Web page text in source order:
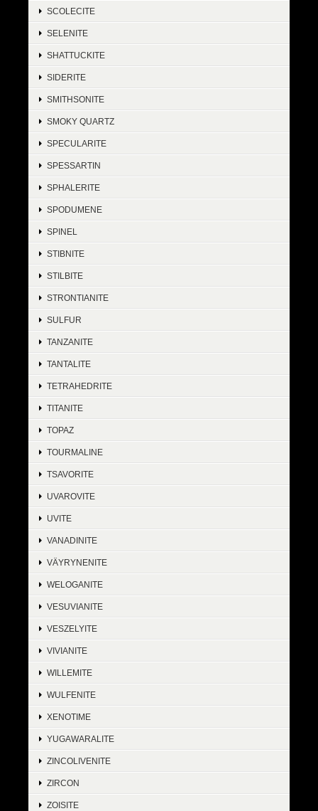
SCOLECITE
SELENITE
SHATTUCKITE
SIDERITE
SMITHSONITE
SMOKY QUARTZ
SPECULARITE
SPESSARTIN
SPHALERITE
SPODUMENE
SPINEL
STIBNITE
STILBITE
STRONTIANITE
SULFUR
TANZANITE
TANTALITE
TETRAHEDRITE
TITANITE
TOPAZ
TOURMALINE
TSAVORITE
UVAROVITE
UVITE
VANADINITE
VÄYRYNENITE
WELOGANITE
VESUVIANITE
VESZELYITE
VIVIANITE
WILLEMITE
WULFENITE
XENOTIME
YUGAWARALITE
ZINCOLIVENITE
ZIRCON
ZOISITE